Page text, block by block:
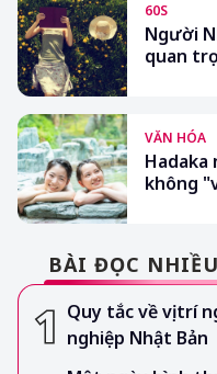
60S
Người
quan
VĂN HÓA
Hadaka
không
BÀI ĐỌC NHIỀU
Quy tắc về vị trí
nghiệp Nhật Bản